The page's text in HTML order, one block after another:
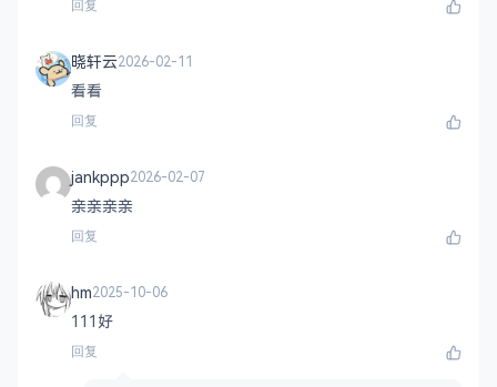
回复
晓轩云2026-02-11
看看
回复
jankppp2026-02-07
亲亲亲亲
回复
hm2025-10-06
111好
回复